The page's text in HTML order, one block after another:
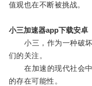
值观也在不断被挑战。
小三加速器app下载安卓
小三，作为一种破坏
们的关注。
在加速的现代社会中
的存在可能性。